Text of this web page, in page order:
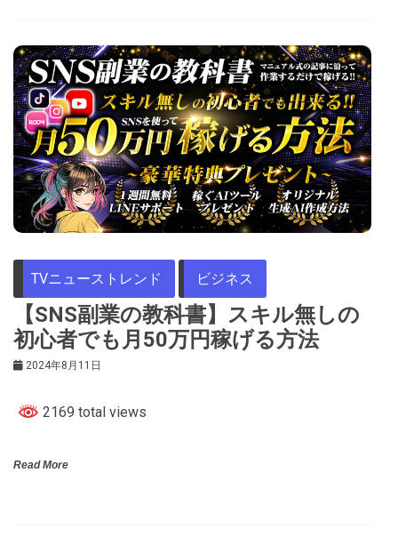
TVニューストレンド ビジネス
【SNS副業の教科書】スキル無しの
初心者でも月50万円稼げる方法
2024年8月11日
2169 total views
Read More